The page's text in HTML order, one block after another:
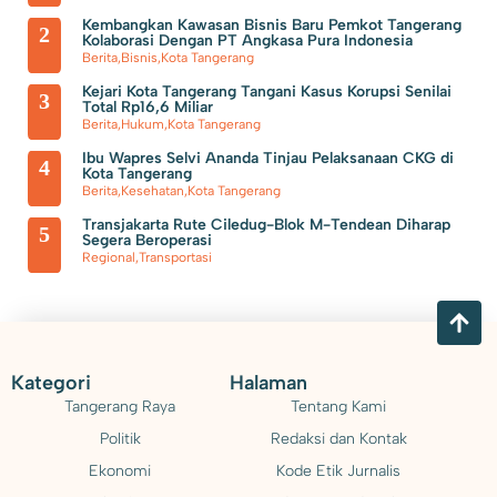
Keras di Kosambi Tangerang
Tangerang yang Wafat Bukan Sekedar Senioritas, Tapi Harus Punya
Kapasitas dan Kapabilitas
2
Kembangkan Kawasan Bisnis Baru Pemkot Tangerang
Kolaborasi Dengan PT Angkasa Pura Indonesia
Berita,Bisnis,Kota Tangerang
3
Kejari Kota Tangerang Tangani Kasus Korupsi Senilai
Total Rp16,6 Miliar
Berita,Hukum,Kota Tangerang
4
Ibu Wapres Selvi Ananda Tinjau Pelaksanaan CKG di
Kota Tangerang
Berita,Kesehatan,Kota Tangerang
5
Transjakarta Rute Ciledug-Blok M-Tendean Diharap
Segera Beroperasi
Regional,Transportasi
Kategori
Tangerang Raya
Politik
Ekonomi
Halaman
Tentang Kami
Redaksi dan Kontak
Kode Etik Jurnalis